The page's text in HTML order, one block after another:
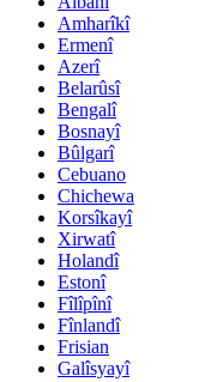
Amharîkî
Ermenî
Azerî
Belarûsî
Bengalî
Bosnayî
Bûlgarî
Cebuano
Chichewa
Korsîkayî
Xirwatî
Holandî
Estonî
Fîlîpînî
Fînlandî
Frisian
Galîsyayî